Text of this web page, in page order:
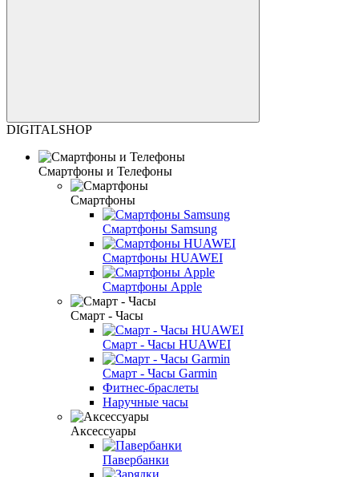
DIGITALSHOP
Смартфоны и Телефоны
Смартфоны
Смартфоны Samsung
Смартфоны HUAWEI
Смартфоны Apple
Смарт - Часы
Смарт - Часы HUAWEI
Смарт - Часы Garmin
Фитнес-браслеты
Наручные часы
Аксессуары
Павербанки